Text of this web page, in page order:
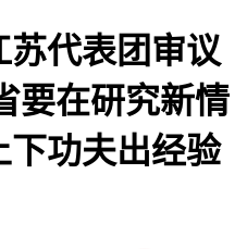
苏代表团审议
要在研究新情
下功夫出经验